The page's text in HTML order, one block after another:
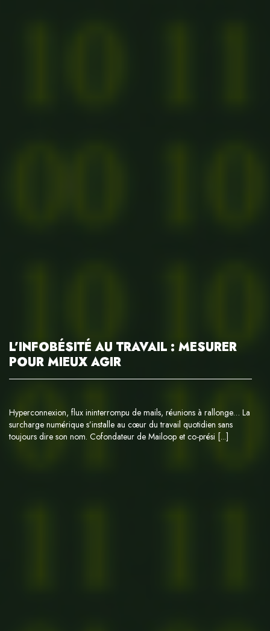
L’INFOBÉSITÉ AU TRAVAIL : MESURER
POUR MIEUX AGIR
Hyperconnexion, flux ininterrompu de mails, réunions à rallonge… La
surcharge numérique s’installe au cœur du travail quotidien sans
toujours dire son nom. Cofondateur de Mailoop et co-prési [...]